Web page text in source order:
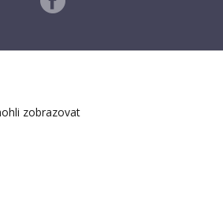
zobrazovat